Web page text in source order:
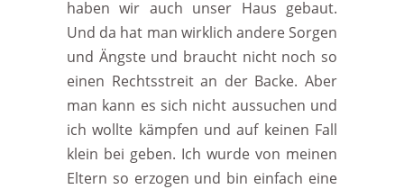
haben wir auch unser Haus gebaut.
Und da hat man wirklich andere Sorgen
und Ängste und braucht nicht noch so
einen Rechtsstreit an der Backe. Aber
man kann es sich nicht aussuchen und
ich wollte kämpfen und auf keinen Fall
klein bei geben. Ich wurde von meinen
Eltern so erzogen und bin einfach eine